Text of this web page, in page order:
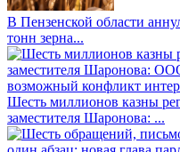
В Пензенской области
тонн зерна...
Шесть миллионов казны
заместителя Шаронова: ...